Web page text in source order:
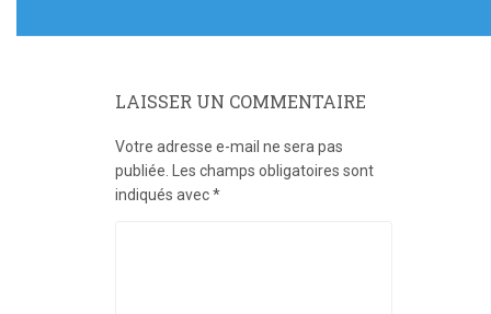
LAISSER UN COMMENTAIRE
Votre adresse e-mail ne sera pas
publiée.
Les champs obligatoires sont
indiqués avec*